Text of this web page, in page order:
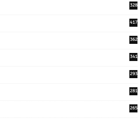
328
417
362
341
293
281
265